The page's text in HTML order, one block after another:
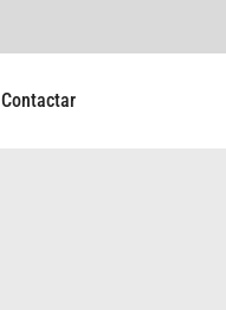
Contactar